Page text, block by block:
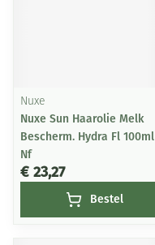
Nuxe
Nuxe Sun Haarolie Melk
Bescherm. Hydra Fl 100ml
Nf
€ 23,27
Bestel